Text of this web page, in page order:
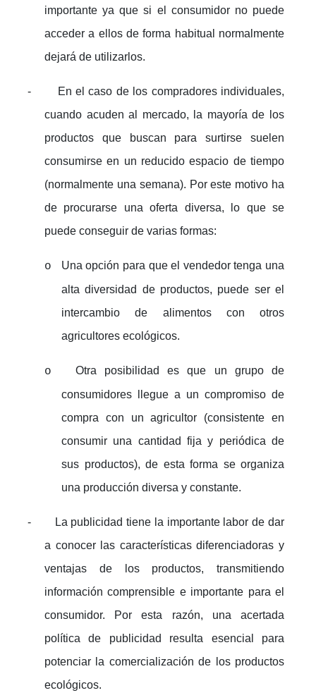
importante ya que si el consumidor no puede
acceder a ellos de forma habitual normalmente
dejará de utilizarlos.
-
En el caso de los compradores individuales,
cuando acuden al mercado, la mayoría de los
productos que buscan para surtirse suelen
consumirse en un reducido espacio de tiempo
(normalmente una semana). Por este motivo ha
de procurarse una oferta diversa, lo que se
puede conseguir de varias formas:
o
Una opción para que el vendedor tenga una
alta diversidad de productos, puede ser el
intercambio de alimentos con otros
agricultores ecológicos.
o
Otra posibilidad es que un grupo de
consumidores llegue a un compromiso de
compra con un agricultor (consistente en
consumir una cantidad fija y periódica de
sus productos), de esta forma se organiza
una producción diversa y constante.
-
La publicidad tiene la importante labor de dar
a conocer las características diferenciadoras y
ventajas de los productos, transmitiendo
información comprensible e importante para el
consumidor. Por esta razón, una acertada
política de publicidad resulta esencial para
potenciar la comercialización de los productos
ecológicos.